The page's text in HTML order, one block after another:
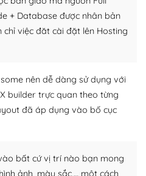
có thể lên mạng và tìm
họ sẽ giúp bạn trả
cài đặt thêm vào
+ Database được nhân bản
việc đăt cài đặt lên Hosting
nên dễ dàng sử dụng với
builder trực quan theo từng
đã áp dụng vào bố cục
bất cứ vị trí nào bạn mong
ảnh, màu sắc,… một cách